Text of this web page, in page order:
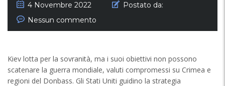
4 Novembre 2022
Postato da:
Nessun commento
Kiev lotta per la sovranità, ma i suoi obiettivi non possono
scatenare la guerra mondiale, valuti compromessi su Crimea e
regioni del Donbass. Gli Stati Uniti guidino la strategia